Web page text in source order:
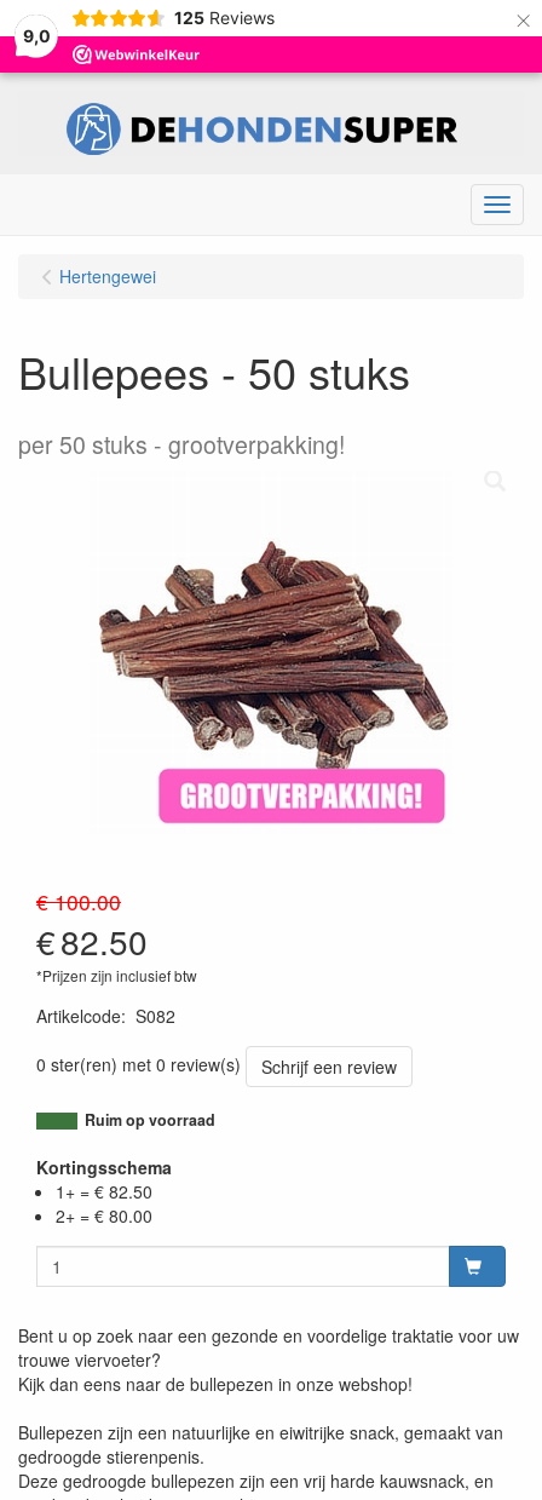
9,0
125 Reviews ×
Menu
Hertengewei
Bullepees - 50 stuks
per 50 stuks grootverpakking!
€ 100.00
€82.50
*Prijzen zijn inclusief btw
Artikelcode: S082
0 ster(ren) met 0 review(s)
Schrijf een review
Ruim op voorraad
Kortingsschema
1+ = € 82.50
2+ = € 80.00
Bent u op zoek naar een gezonde en voordelige traktatie voor uw
trouwe viervoeter?
Kijk dan eens naar de bullepezen in onze webshop!
Bullepezen zijn een natuurlijke en eiwitrijke snack, gemaakt van
gedroogde stierenpenis.
Deze gedroogde bullepezen zijn een vrij harde kauwsnack, en